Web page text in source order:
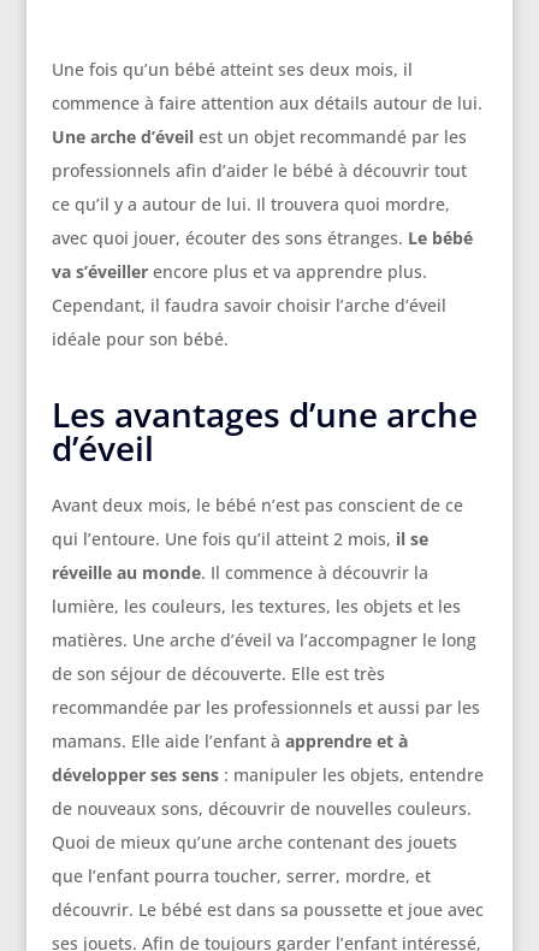
Une fois qu’un bébé atteint ses deux mois, il
commence à faire attention aux détails autour de lui.
Une arche d’éveilest un objet recommandé par les
professionnels afin d’aider le bébé à découvrir tout
ce qu’il y a autour de lui. Il trouvera quoi mordre,
avec quoi jouer, écouter des sons étranges. Le bébé
va s’éveillerencore plus et va apprendre plus.
Cependant, il faudra savoir choisir l’arche d’éveil
idéale pour son bébé.
Les avantages d’une arche
d’éveil
Avant deux mois, le bébé n’est pas conscient de ce
qui l’entoure. Une fois qu’il atteint 2 mois, il se
réveille au monde. Il commence à découvrir la
lumière, les couleurs, les textures, les objets et les
matières. Une arche d’éveil va l’accompagner le long
de son séjour de découverte. Elle est très
recommandée par les professionnels et aussi par les
mamans. Elle aide l’enfant à apprendre et à
développer ses sens: manipuler les objets, entendre
de nouveaux sons, découvrir de nouvelles couleurs.
Quoi de mieux qu’une arche contenant des jouets
que l’enfant pourra toucher, serrer, mordre, et
découvrir. Le bébé est dans sa poussette et joue avec
ses jouets. Afin de toujours garder l’enfant intéressé,